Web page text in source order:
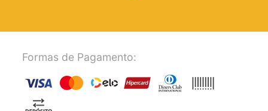
Formas de Pagamento: